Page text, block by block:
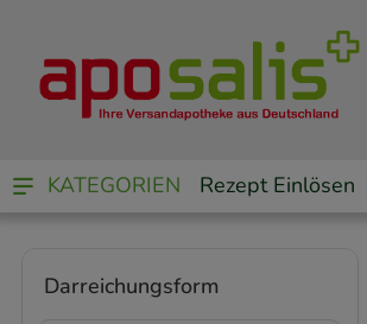
KATEGORIEN Rezept Einlösen
Darreichungsform